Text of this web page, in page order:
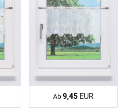
Ab9,45 EUR